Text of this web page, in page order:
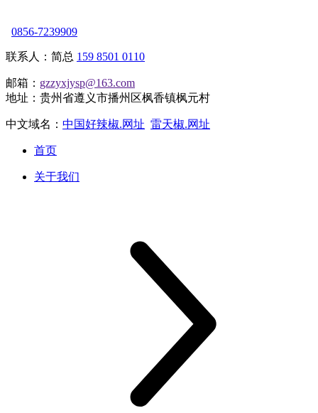
0856-7239909
联系人：简总 159 8501 0110
邮箱： gzzyxjysp@163.com
地址：贵州省遵义市播州区枫香镇枫元村
中文域名： 中国好辣椒.网址 雷天椒.网址
首页
关于我们